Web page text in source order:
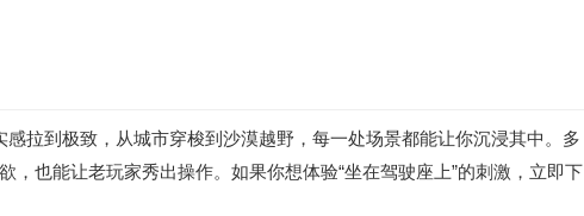
拉到极致，从城市穿梭到沙漠越野，每一处场景都能让你沉浸其中。多
也能让老玩家秀出操作。如果你想体验“坐在驾驶座上”的刺激，立即下